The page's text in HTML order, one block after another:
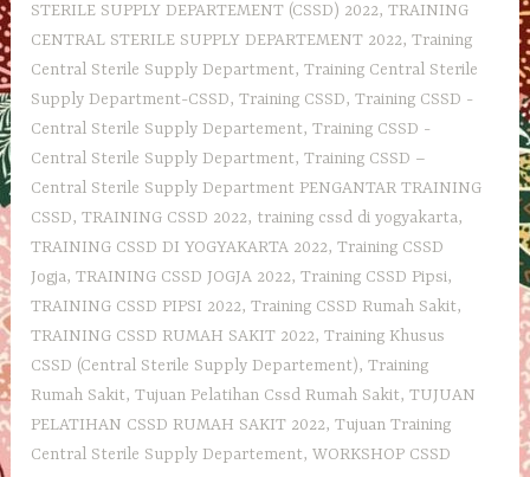
STERILE SUPPLY DEPARTEMENT (CSSD) 2022,TRAINING
CENTRAL STERILE SUPPLY DEPARTEMENT 2022,Training
Central Sterile Supply Department,Training Central Sterile
Supply Department-CSSD,Training CSSD,Training CSSD -
Central Sterile Supply Departement,Training CSSD -
Central Sterile Supply Department,Training CSSD –
Central Sterile Supply Department PENGANTAR TRAINING
CSSD,TRAINING CSSD 2022, training cssd di yogyakarta,
TRAINING CSSD DI YOGYAKARTA 2022,Training CSSD
Jogja,TRAINING CSSD JOGJA 2022,Training CSSD Pipsi,
TRAINING CSSD PIPSI 2022,Training CSSD Rumah Sakit,
TRAINING CSSD RUMAH SAKIT 2022,Training Khusus
CSSD (Central Sterile Supply Departement),Training
Rumah Sakit,Tujuan Pelatihan Cssd Rumah Sakit,TUJUAN
PELATIHAN CSSD RUMAH SAKIT 2022,Tujuan Training
Central Sterile Supply Departement,WORKSHOP CSSD